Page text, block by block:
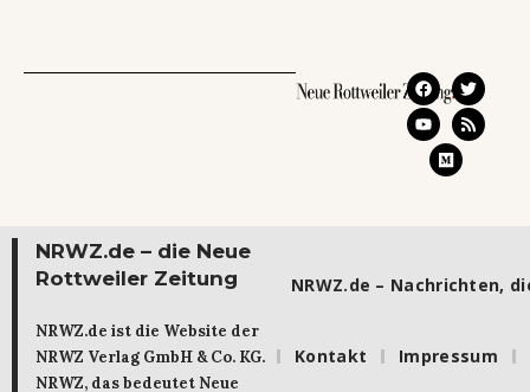
NRWZ.de – die Neue
Rottweiler Zeitung
NRWZ.de ist die Website der
NRWZ Verlag GmbH & Co. KG.
NRWZ, das bedeutet Neue
NRWZ.de – Nachrichten,
Kontakt Impressum